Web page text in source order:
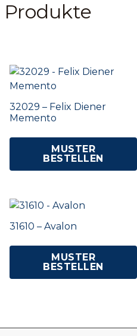
32029 – Felix Diener
Memento
MUSTER
BESTELLEN
31610 – Avalon
MUSTER
BESTELLEN